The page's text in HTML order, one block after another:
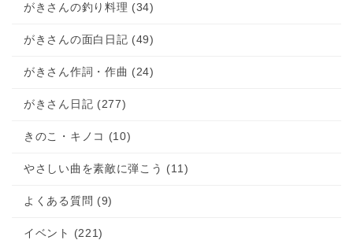
がきさんの釣り料理 (34)
がきさんの面白日記 (49)
がきさん作詞・作曲 (24)
がきさん日記 (277)
きのこ・キノコ (10)
やさしい曲を素敵に弾こう (11)
よくある質問 (9)
イベント (221)